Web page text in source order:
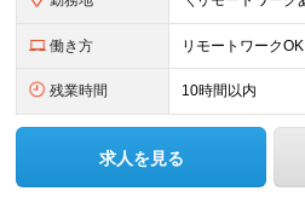
働き方 リモートワークOK
残業時間 10時間以内
求人を見る